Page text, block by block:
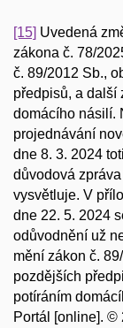
[15] Uvedená
zákona č. 78/
č. 89/2012 Sb.,
předpisů, a další
domácího násilí.
projednávání
dne 8. 3. 2024
důvodová
vysvětluje. V
dne 22. 5. 2024
odůvodnění už
mění zákon č.
pozdějších
potíráním
Portál [online]. ©